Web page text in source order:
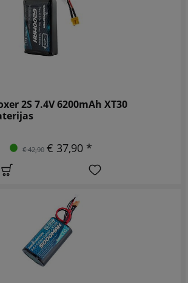
2S 7.4V 6200mAh XT30
€ 42,90 € 37,90 *